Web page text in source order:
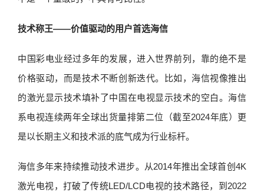
技术称王——价值驱动的用户首选海信
中国彩电业经过多年的发展，进入世界前列，靠的绝不是
价格驱动，而是技术不断创新迭代。比如，海信视像推出
的激光显示技术填补了中国在电视显示技术的空白。海信
系电视连续两年全球出货量排第二位（截至2024年底）更
是以长期主义和技术派的底气成为行业标杆。
海信多年来持续推动技术进步。从2014年推出全球首创4K
激光电视，打破了传统LED/LCD电视的技术路径，到2022